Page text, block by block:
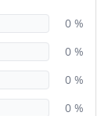
0 %
0 %
0 %
0 %